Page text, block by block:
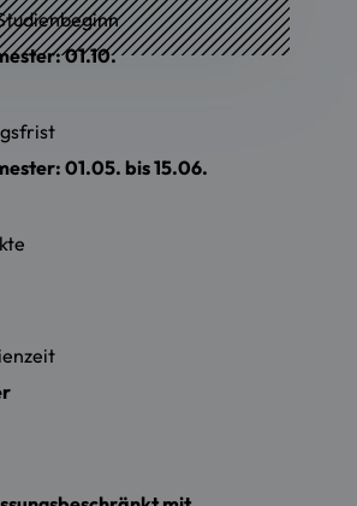
01.10.
01.05. bis 15.06.